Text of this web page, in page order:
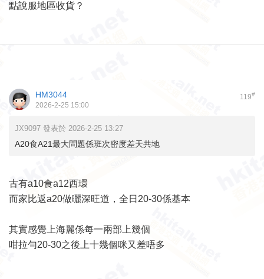
點說服地區收貨？
119#
HM3044
2026-2-25 15:00
JX9097 發表於 2026-2-25 13:27
A20食A21最大問題係班次密度差天共地
古有a10食a12西環
而家比返a20做曬深旺道，全日20-30係基本
其實感覺上海麗係每一兩部上幾個
咁拉勻20-30之後上十幾個咪又差唔多